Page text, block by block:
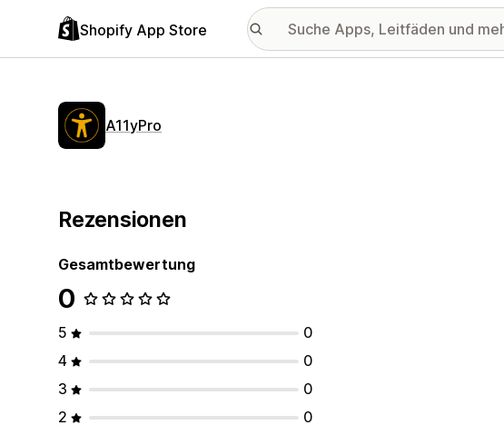
Shopify App Store
A11yPro
Rezensionen
Gesamtbewertung
0
5
0
4
0
3
0
2
0